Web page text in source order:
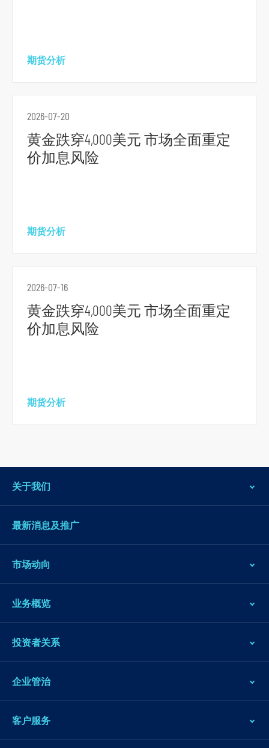
期货分析
2026-07-20
黄金跌穿4,000美元 市场全面重定
价加息风险
期货分析
2026-07-16
黄金跌穿4,000美元 市场全面重定
价加息风险
期货分析
关于我们
最新消息及推广
市场动向
业务概览
投资者关系
企业管治
客户服务